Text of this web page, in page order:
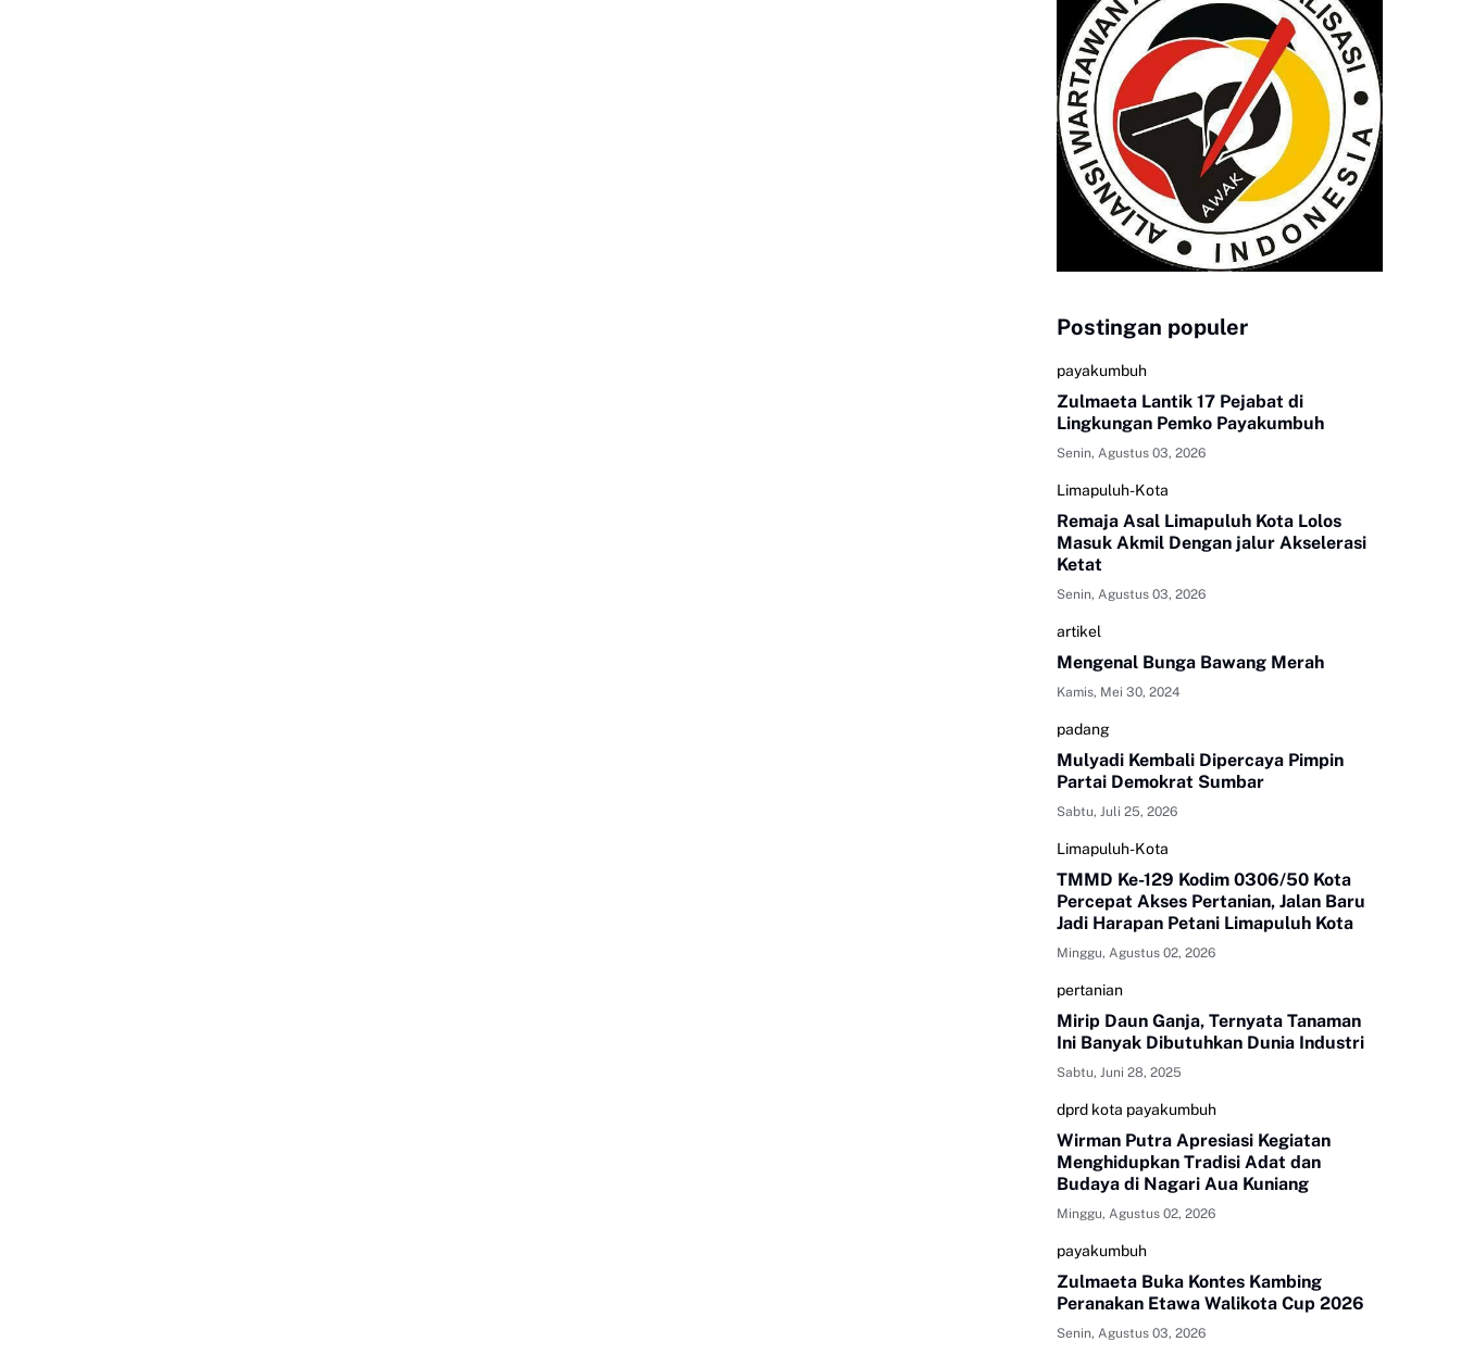
Postingan populer
payakumbuh
Zulmaeta Lantik 17 Pejabat di
Lingkungan Pemko Payakumbuh
Senin, Agustus 03, 2026
Limapuluh-Kota
Remaja Asal Limapuluh Kota Lolos
Masuk Akmil Dengan jalur Akselerasi
Ketat
Senin, Agustus 03, 2026
artikel
Mengenal Bunga Bawang Merah
Kamis, Mei 30, 2024
padang
Mulyadi Kembali Dipercaya Pimpin
Partai Demokrat Sumbar
Sabtu, Juli 25, 2026
Limapuluh-Kota
TMMD Ke-129 Kodim 0306/50 Kota
Percepat Akses Pertanian, Jalan Baru
Jadi Harapan Petani Limapuluh Kota
Minggu, Agustus 02, 2026
pertanian
Mirip Daun Ganja, Ternyata Tanaman
Ini Banyak Dibutuhkan Dunia Industri
Sabtu, Juni 28, 2025
dprd kota payakumbuh
Wirman Putra Apresiasi Kegiatan
Menghidupkan Tradisi Adat dan
Budaya di Nagari Aua Kuniang
Minggu, Agustus 02, 2026
payakumbuh
Zulmaeta Buka Kontes Kambing
Peranakan Etawa Walikota Cup 2026
Senin, Agustus 03, 2026